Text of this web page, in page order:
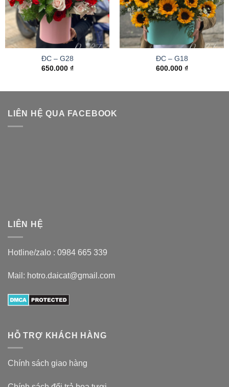
ĐC – G28
650.000 ₫
ĐC – G18
600.000 ₫
LIÊN HỆ QUA FACEBOOK
LIÊN HỆ
Hotline/zalo : 0984 665 339
Mail: hotro.daicat@gmail.com
HỖ TRỢ KHÁCH HÀNG
Chính sách giao hàng